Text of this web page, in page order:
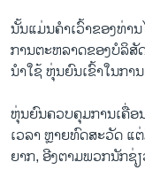
ນັ້ນແມ່ນຄຳ​ເວົ້າ​ຂອງທ່າ
ການ​ຕະ​ຫລາດຂອງບໍ​ລິ​ສັ
ນໍາໃຊ້ ຫຸ່ນຍົນເຂົ້າໃນ​ກາ
ຫຸ່ນຍົນຄວບຄຸມການເຄື່ອ
ເວລາ ຫຼາຍທົດສະວັດ ແ
ຍາກ, ອີງ​ຕາມ​ພວກ​ນັກຊ່